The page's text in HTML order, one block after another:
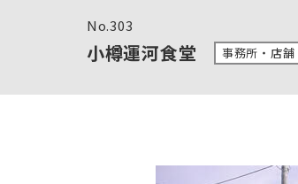
No.303
小樽運河食堂 事務所・店舗